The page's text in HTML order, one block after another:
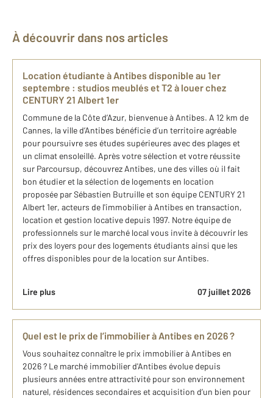
À découvrir dans nos articles
Location étudiante à Antibes disponible au 1er
septembre : studios meublés et T2 à louer chez
CENTURY 21 Albert 1er
Commune de la Côte d’Azur, bienvenue à Antibes. A 12 km de
Cannes, la ville d’Antibes bénéficie d’un territoire agréable
pour poursuivre ses études supérieures avec des plages et
un climat ensoleillé. Après votre sélection et votre réussite
sur Parcoursup, découvrez Antibes, une des villes où il fait
bon étudier et la sélection de logements en location
proposée par Sébastien Butruille et son équipe CENTURY 21
Albert 1er, acteurs de l'immobilier à Antibes en transaction,
location et gestion locative depuis 1997. Notre équipe de
professionnels sur le marché local vous invite à découvrir les
prix des loyers pour des logements étudiants ainsi que les
offres disponibles pour de la location sur Antibes.
Lire plus 07 juillet 2026
Quel est le prix de l’immobilier à Antibes en 2026 ?
Vous souhaitez connaître le prix immobilier à Antibes en
2026 ? Le marché immobilier d'Antibes évolue depuis
plusieurs années entre attractivité pour son environnement
naturel, résidences secondaires et acquisition d’un bien pour